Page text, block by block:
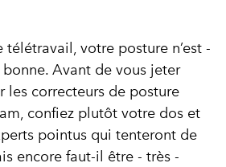
votre posture n’est -
Avant de vous jeter
les correcteurs de posture
confiez plutôt votre dos et
pointus qui tenteront de
encore faut-il être - très -